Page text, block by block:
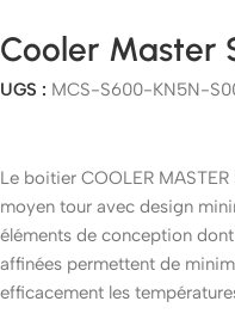
Cooler Master
UGS : MCS-S600-KN5N-
Le boitier COOLER
moyen tour avec design
éléments de conception
affinées permettent de
efficacement les